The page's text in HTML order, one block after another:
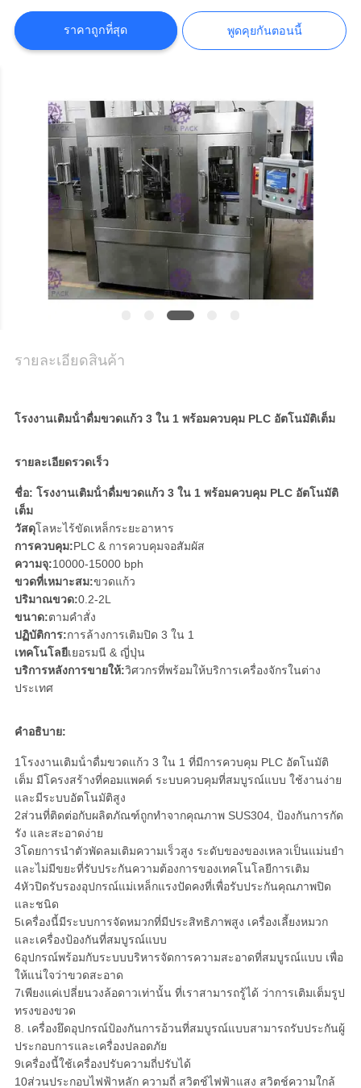
คุย
กัน
แผนผัง
เว็บไซต์
นโยบาย
เป็น
ส่วน
ราคาถูกที่สุด พูดคุยกันตอนนี้
รายละเอียดสินค้า
โรงงานเติมน้ําดื่มขวดแก้ว 3 ใน 1 พร้อมควบคุม PLC อัตโนมัติเต็ม
รายละเอียดรวดเร็ว
ชื่อ: โรงงานเติมน้ําดื่มขวดแก้ว 3 ใน 1 พร้อมควบคุม PLC อัตโนมัติ
เต็ม
วัสดุโลหะไร้ขัดเหล็กระยะอาหาร
การควบคุม:PLC & การควบคุมจอสัมผัส
ความจุ:10000-15000 bph
ขวดที่เหมาะสม:ขวดแก้ว
ปริมาณขวด:0.2-2L
ขนาด:ตามคําสั่ง
ปฏิบัติการ:การล้างการเติมปิด 3 ใน 1
เทคโนโลยีเยอรมนี & ญี่ปุ่น
บริการหลังการขายให้:วิศวกรที่พร้อมให้บริการเครื่องจักรในต่าง
ประเทศ
คําอธิบาย:
1โรงงานเติมน้ําดื่มขวดแก้ว 3 ใน 1 ที่มีการควบคุม PLC อัตโนมัติ
เต็ม มีโครงสร้างที่คอมแพคต์ ระบบควบคุมที่สมบูรณ์แบบ ใช้งานง่าย
และมีระบบอัตโนมัติสูง
2ส่วนที่ติดต่อกับผลิตภัณฑ์ถูกทําจากคุณภาพ SUS304, ป้องกันการกัด
รัง และสะอาดง่าย
3โดยการนําตัวพัดลมเติมความเร็วสูง ระดับของของเหลวเป็นแม่นยํา
และไม่มีขยะที่รับประกันความต้องการของเทคโนโลยีการเติม
4หัวปิดรับรองอุปกรณ์แม่เหล็กแรงปัดคงที่เพื่อรับประกันคุณภาพปิด
และชนิด
5เครื่องนี้มีระบบการจัดหมวกที่มีประสิทธิภาพสูง เครื่องเลี้ยงหมวก
และเครื่องป้องกันที่สมบูรณ์แบบ
6อุปกรณ์พร้อมกับระบบบริหารจัดการความสะอาดที่สมบูรณ์แบบ เพื่อ
ให้แน่ใจว่าขวดสะอาด
7เพียงแค่เปลี่ยนวงล้อดาวเท่านั้น ที่เราสามารถรู้ได้ ว่าการเติมเต็มรูป
ทรงของขวด
8. เครื่องยึดอุปกรณ์ป้องกันการอ้วนที่สมบูรณ์แบบสามารถรับประกันผู้
ประกอบการและเครื่องปลอดภัย
9เครื่องนี้ใช้เครื่องปรับความถี่ปรับได้
10ส่วนประกอบไฟฟ้าหลัก ความถี่ สวิตช์ไฟฟ้าแสง สวิตช์ความใกล้